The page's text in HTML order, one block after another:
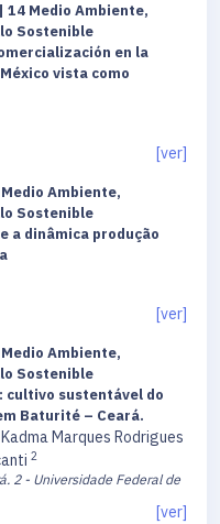
Medio Ambiente,
Sostenible
en la
vista como
[ver]
Ambiente,
Sostenible
a dinâmica produção
[ver]
Ambiente,
Sostenible
cultivo sustentável do
Baturité – Ceará.
Kadma Marques Rodrigues
2
2 - Universidade Federal de
[ver]